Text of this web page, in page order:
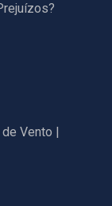
Vento |